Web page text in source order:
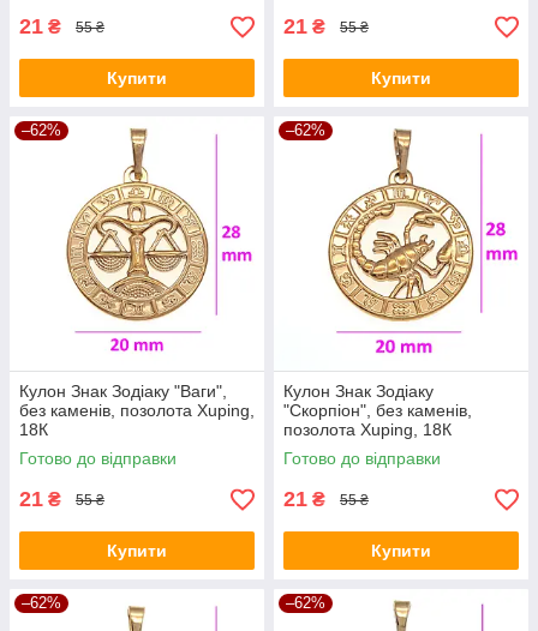
21 ₴ 55 ₴
Купити
21 ₴ 55 ₴
Купити
–62%
Кулон Знак Зодіаку "Ваги",
без каменів, позолота Xuping,
18К
Готово до відправки
21 ₴ 55 ₴
Купити
–62%
Кулон Знак Зодіаку
"Скорпіон", без каменів,
позолота Xuping, 18К
Готово до відправки
21 ₴ 55 ₴
Купити
–62% –62%